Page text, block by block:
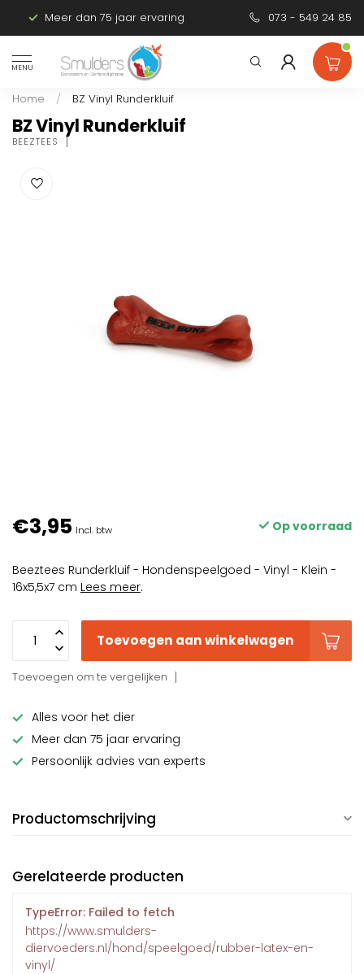
Meer dan 75 jaar ervaring Persoonlijk
073 - 549 24 85
MENU
Home / BZ Vinyl Runderkluif
BZ Vinyl Runderkluif
BEEZTEES
€3,95 Incl. btw Op voorraad
Beeztees Runderkluif - Hondenspeelgoed - Vinyl - Klein -
16x5,5x7 cm Lees meer.
Toevoegen aan winkelwagen
Toevoegen om te vergelijken
Alles voor het dier
Meer dan 75 jaar ervaring
Persoonlijk advies van experts
Productomschrijving
Gerelateerde producten
TypeError: Failed to fetch
https://www.smulders-
diervoeders.nl/hond/speelgoed/rubber-latex-en-
vinyl/